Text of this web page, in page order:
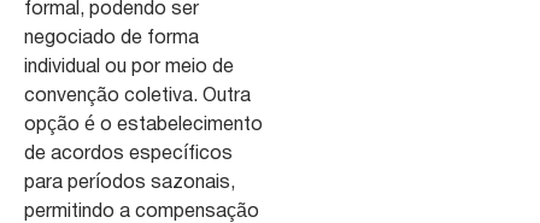
formal, podendo ser
negociado de forma
individual ou por meio de
convenção coletiva. Outra
opção é o estabelecimento
de acordos específicos
para períodos sazonais,
permitindo a compensação